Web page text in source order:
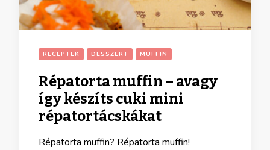
RECEPTEK DESSZERT MUFFIN
Répatorta muffin – avagy
így készíts cuki mini
répatortácskákat
Répatorta muffin? Répatorta muffin!